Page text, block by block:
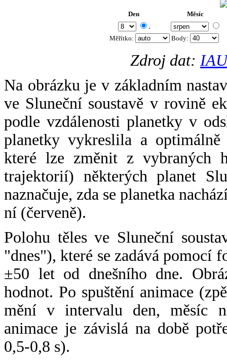
Den Měsíc
.
Měřítko: Body:
Zdroj dat:
Na obrázku je v základním
ve Sluneční soustavě v rovině
podle vzdálenosti planetky v
planetky vykreslila a
které lze změnit z vybraných
trajektorií) některých planet
naznačuje, zda se planetka
ní (červeně).
Polohu těles ve Sluneční
"dnes"), které se zadává pomocí
±50 let od dnešního dne.
hodnot. Po spuštění animace
mění v intervalu den, měsíc
animace je závislá na době
0,5-0,8 s).